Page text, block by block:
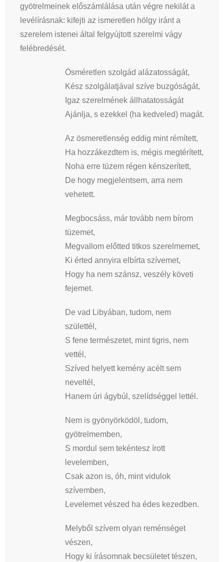
gyötrelmeinek előszámlálása után végre nekilát a
levélírásnak: kifejti az ismeretlen hölgy iránt a
szerelem istenei által felgyújtott szerelmi vágy
felébredését.
Ösméretlen szolgád alázatosságát,
Kész szolgálatjával szíve buzgóságát,
Igaz szerelmének állhatatosságát
Ajánlja, s ezekkel (ha kedveled) magát.
Az ösmeretlenség eddig mint rémített,
Ha hozzákezdtem is, mégis megtérített,
Noha erre tüzem régen kénszerített,
De hogy megjelentsem, arra nem
vehetett.
Megbocsáss, már tovább nem bírom
tüzemet,
Megvallom előtted titkos szerelmemet,
Ki érted annyira elbírta szívemet,
Hogy ha nem szánsz, veszély követi
fejemet.
De vad Libyában, tudom, nem
születtél,
S fene természetet, mint tigris, nem
vettél,
Szíved helyett kemény acélt sem
neveltél,
Hanem úri ágybúl, szelídséggel lettél.
Nem is gyönyörködöl, tudom,
gyötrelmemben,
S mordul sem tekéntesz írott
levelemben,
Csak azon is, óh, mint vidulok
szívemben,
Levelemet vészed ha édes kezedben.
Melyből szívem olyan reménséget
vészen,
Hogy ki írásomnak becsületet tészen,